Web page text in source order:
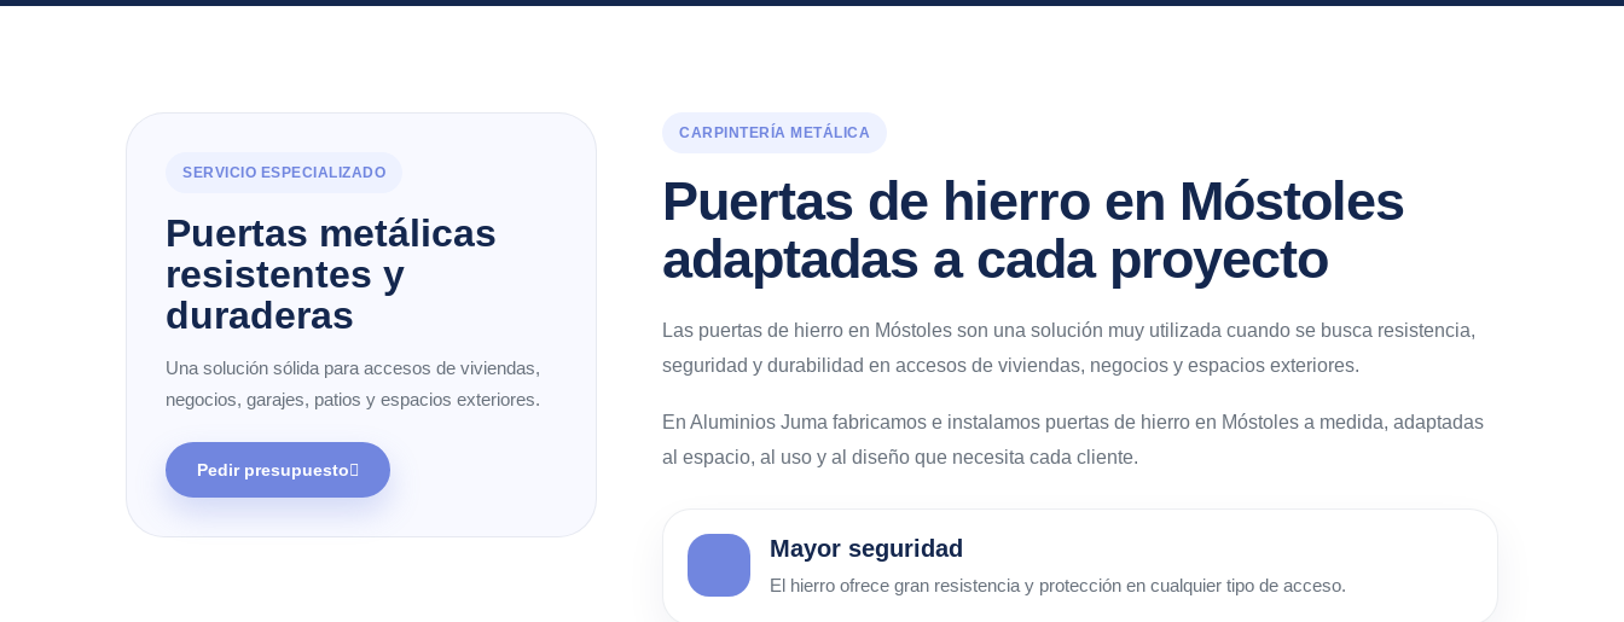
SERVICIO ESPECIALIZADO
Puertas metálicas
resistentes y
duraderas
Una solución sólida para accesos de viviendas,
negocios, garajes, patios y espacios exteriores.
Pedir presupuesto
CARPINTERÍA METÁLICA
Puertas de hierro en Móstoles
adaptadas a cada proyecto
Las puertas de hierro en Móstoles son una solución muy utilizada cuando se busca resistencia,
seguridad y durabilidad en accesos de viviendas, negocios y espacios exteriores.
En Aluminios Juma fabricamos e instalamos puertas de hierro en Móstoles a medida, adaptadas
al espacio, al uso y al diseño que necesita cada cliente.
Mayor seguridad
El hierro ofrece gran resistencia y protección en cualquier tipo de acceso.